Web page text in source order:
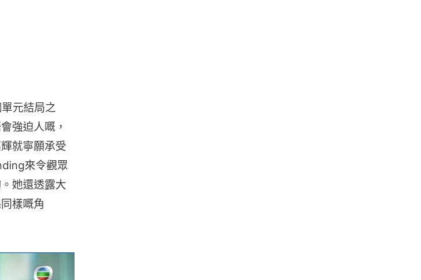
元結局之
強迫人嘅，
就寧願承受
來令觀眾
她還透露大
樣嘅角